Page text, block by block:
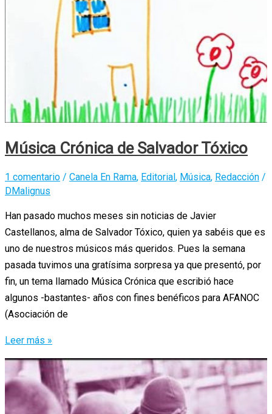
Música Crónica de Salvador Tóxico
1 comentario / Canela En Rama, Editorial, Música, Redacción /
DMalignus
Han pasado muchos meses sin noticias de Javier
Castellanos, alma de Salvador Tóxico, quien ya sabéis que es
uno de nuestros músicos más queridos. Pues la semana
pasada tuvimos una gratísima sorpresa ya que presentó, por
fin, un tema llamado Música Crónica que escribió hace
algunos -bastantes- años con fines benéficos para AFANOC
(Asociación de
Música
Crónica
Salvador
Tóxico
Leer más »